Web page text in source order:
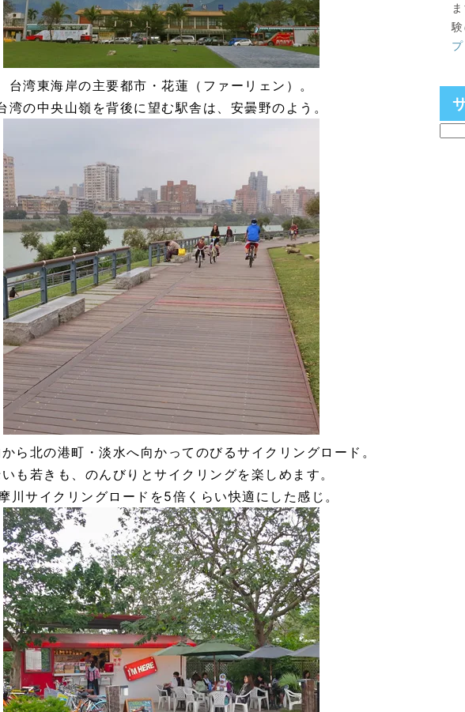
台湾東海岸の主要都市・花蓮（ファーリェン）。
湾の中央山嶺を背後に望む駅舎は、安曇野のよう。
ら北の港町・淡水へ向かってのびるサイクリングロード。
も若きも、のんびりとサイクリングを楽しめます。
川サイクリングロードを5倍くらい快適にした感じ。